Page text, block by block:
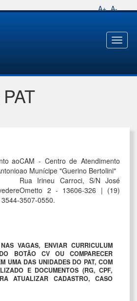
A+ A-
Toggle
aoCAM - Centro de Atendimento
ao Munícipe "Guerino Bertolini"
Rua Irineu Carroci, S/N José
Ometto 2 - 13606-326 | (19)
3507-0550.
VAGAS, ENVIAR CURRICULUM
BOTÃO CV OU COMPARECER
UMA DAS UNIDADES DO PAT, COM
E DOCUMENTOS (RG, CPF,
ATUALIZAR CADASTRO, CASO